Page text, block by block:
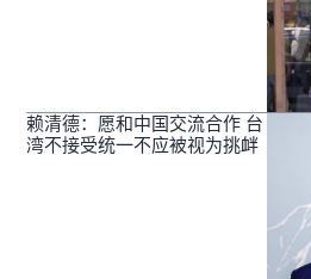
赖清德：愿和中国交流合作 台
湾不接受统一不应被视为挑衅